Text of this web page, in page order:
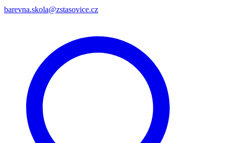
barevna.skola@zstasovice.cz